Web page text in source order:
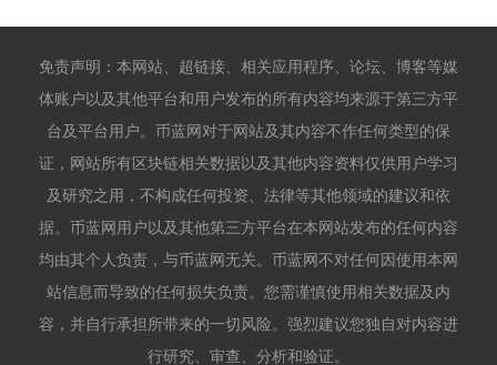
免责声明：本网站、超链接、相关应用程序、论坛、博客等媒
体账户以及其他平台和用户发布的所有内容均来源于第三方平
台及平台用户。币蓝网对于网站及其内容不作任何类型的保
证，网站所有区块链相关数据以及其他内容资料仅供用户学习
及研究之用，不构成任何投资、法律等其他领域的建议和依
据。币蓝网用户以及其他第三方平台在本网站发布的任何内容
均由其个人负责，与币蓝网无关。币蓝网不对任何因使用本网
站信息而导致的任何损失负责。您需谨慎使用相关数据及内
容，并自行承担所带来的一切风险。强烈建议您独自对内容进
行研究、审查、分析和验证。